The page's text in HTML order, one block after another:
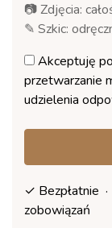
📷 Zdjęcia:
✎ Szkic:
Akceptuję
przetwarzanie
udzielenia
✓ Bezpłatnie
zobowiązań